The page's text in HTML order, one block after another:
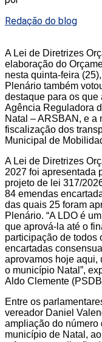
Redação do blog
A Lei de Diretrizes
elaboração do
nesta quinta-feira
Plenário também
destaque para os que
Agência Reguladora
Natal – ARSBAN, e a
fiscalização dos
Municipal de
A Lei de Diretrizes
2027 foi apresentada
projeto de lei 317/
84 emendas
das quais 25 foram
Plenário. “A LDO é
que aprová-la até o
participação de todos
encartadas
aprovamos hoje aqui,
o município Natal”,
Aldo Clemente
Entre os
vereador Daniel
ampliação do número
município de Natal,